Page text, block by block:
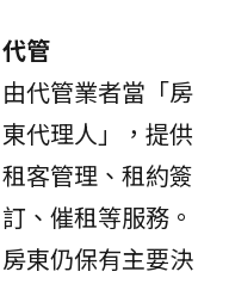
代管
由代管業者當「房
東代理人」，提供
租客管理、租約簽
訂、催租等服務。
房東仍保有主要決